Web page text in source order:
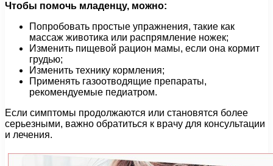
Чтобы помочь младенцу, можно:
Попробовать простые упражнения, такие как
массаж животика или распрямление ножек;
Изменить пищевой рацион мамы, если она кормит
грудью;
Изменить технику кормления;
Применять газоотводящие препараты,
рекомендуемые педиатром.
Если симптомы продолжаются или становятся более
серьезными, важно обратиться к врачу для консультации
и лечения.